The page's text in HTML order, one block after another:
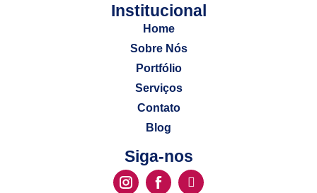
Institucional​
Home
Sobre Nós
Portfólio
Serviços
Contato
Blog
Siga-nos